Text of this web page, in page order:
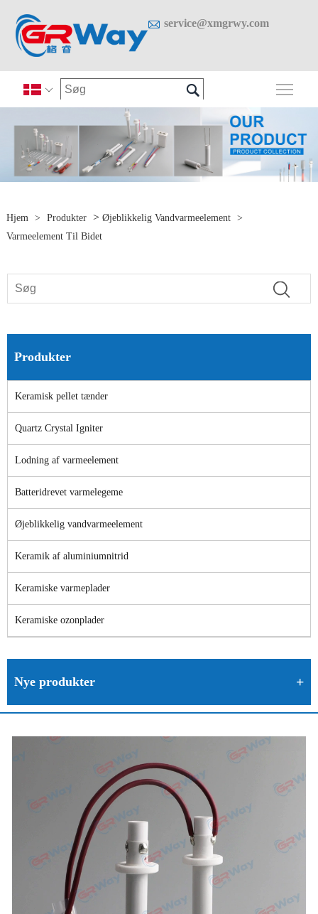
 service@xmgrwy.com
 
Hjem > Produkter > Øjeblikkelig Vandvarmeelement
>
Varmeelement Til Bidet
Produkter
Keramisk pellet tænder
Quartz Crystal Igniter
Lodning af varmeelement
Batteridrevet varmelegeme
Øjeblikkelig vandvarmeelement
Keramik af aluminiumnitrid
Keramiske varmeplader
Keramiske ozonplader
Nye produkter